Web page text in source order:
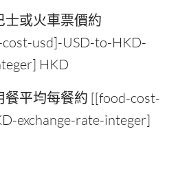
士或火車票價約
usd]-USD-to-HKD-
HKD
餐平均每餐約 [[food-cost-
exchange-rate-integer]